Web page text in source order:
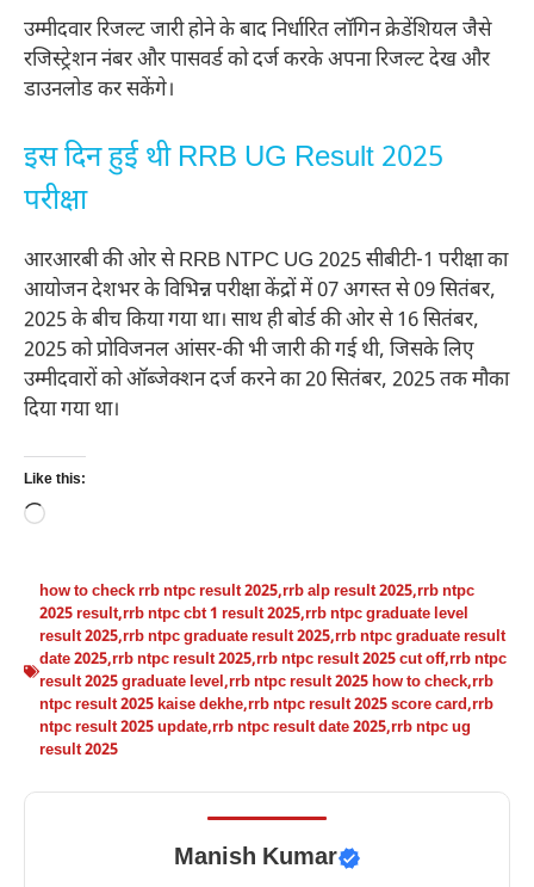
उम्मीदवार रिजल्ट जारी होने के बाद निर्धारित लॉगिन क्रेडेंशियल जैसे
रजिस्ट्रेशन नंबर और पासवर्ड को दर्ज करके अपना रिजल्ट देख और
डाउनलोड कर सकेंगे।
इस दिन हुई थी RRB UG Result 2025
परीक्षा
आरआरबी की ओर से RRB NTPC UG 2025 सीबीटी-1 परीक्षा का
आयोजन देशभर के विभिन्न परीक्षा केंद्रों में 07 अगस्त से 09 सितंबर,
2025 के बीच किया गया था। साथ ही बोर्ड की ओर से 16 सितंबर,
2025 को प्रोविजनल आंसर-की भी जारी की गई थी, जिसके लिए
उम्मीदवारों को ऑब्जेक्शन दर्ज करने का 20 सितंबर, 2025 तक मौका
दिया गया था।
Like this:
Loading…
how to check rrb ntpc result 2025,rrb alp result 2025,rrb ntpc
2025 result,rrb ntpc cbt 1 result 2025,rrb ntpc graduate level
result 2025,rrb ntpc graduate result 2025,rrb ntpc graduate result
date 2025,rrb ntpc result 2025,rrb ntpc result 2025 cut off,rrb ntpc
result 2025 graduate level,rrb ntpc result 2025 how to check,rrb
ntpc result 2025 kaise dekhe,rrb ntpc result 2025 score card,rrb
ntpc result 2025 update,rrb ntpc result date 2025,rrb ntpc ug
result 2025
Manish Kumar